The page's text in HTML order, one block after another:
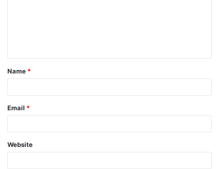
Name *
Email *
Website